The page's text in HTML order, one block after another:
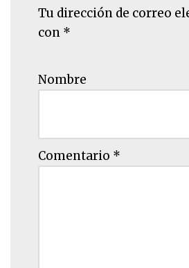
Tu dirección de correo
con *
Nombre
Comentario *